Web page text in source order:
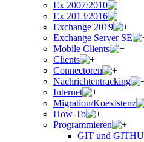
Ex 2007/2010
Ex 2013/2016
Exchange 2019
Exchange Server SE
Mobile Clients
Clients
Connectoren
Nachrichtentracking
Internet
Migration/Koexistenz
How-To
Programmieren
GIT und